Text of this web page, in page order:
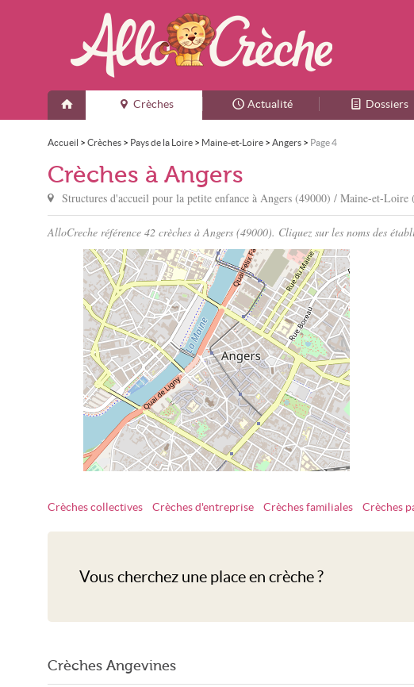
Crèches Actualité Dossiers
Accueil > Crèches > Pays de la Loire > Maine-et-Loire > Angers > Page 4
Crèches à Angers
Structures d'accueil pour la petite enfance à Angers (49000) / Maine-et-Loire
AlloCreche référence 42 crèches à Angers (49000). Cliquez sur les noms des
Crèche Angers
Crèches collectives Crèches d'entreprise Crèches familiales Crèches
Vous cherchez une place en crèche ?
Crèches Angevines